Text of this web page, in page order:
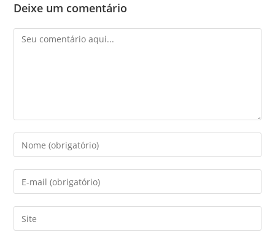
Deixe um comentário